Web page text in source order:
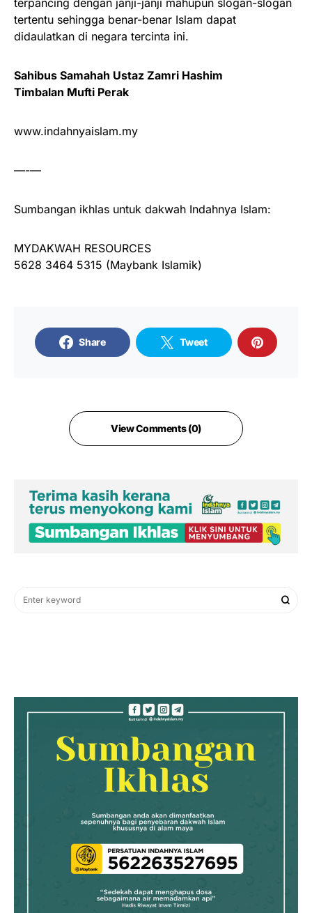
terpancing dengan janji-janji mahupun slogan-slogan
tertentu sehingga benar-benar Islam dapat
didaulatkan di negara tercinta ini.
Sahibus Samahah Ustaz Zamri Hashim
Timbalan Mufti Perak
www.indahnyaislam.my
—-—
Sumbangan ikhlas untuk dakwah Indahnya Islam:
MYDAKWAH RESOURCES
5628 3464 5315 (Maybank Islamik)
Share Tweet
View Comments (0)